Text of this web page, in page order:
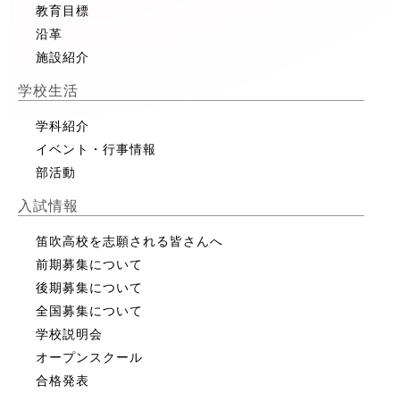
教育目標
沿革
施設紹介
学校生活
学科紹介
イベント・行事情報
部活動
入試情報
笛吹高校を志願される皆さんへ
前期募集について
後期募集について
全国募集について
学校説明会
オープンスクール
合格発表